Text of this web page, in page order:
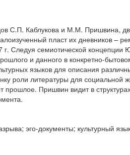
С.П. Каблукова и М.М. Пришвина,
пласт их дневников –
г. Следуя семиотической
и данного в конкретно-
языков для описания
роли литературы для
Пришвин видит в
эго-документы; культурный